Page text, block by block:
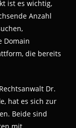
ist es wichtig,
Anzahl
Domain
die bereits
Dr.
hat es sich zur
Beide sind